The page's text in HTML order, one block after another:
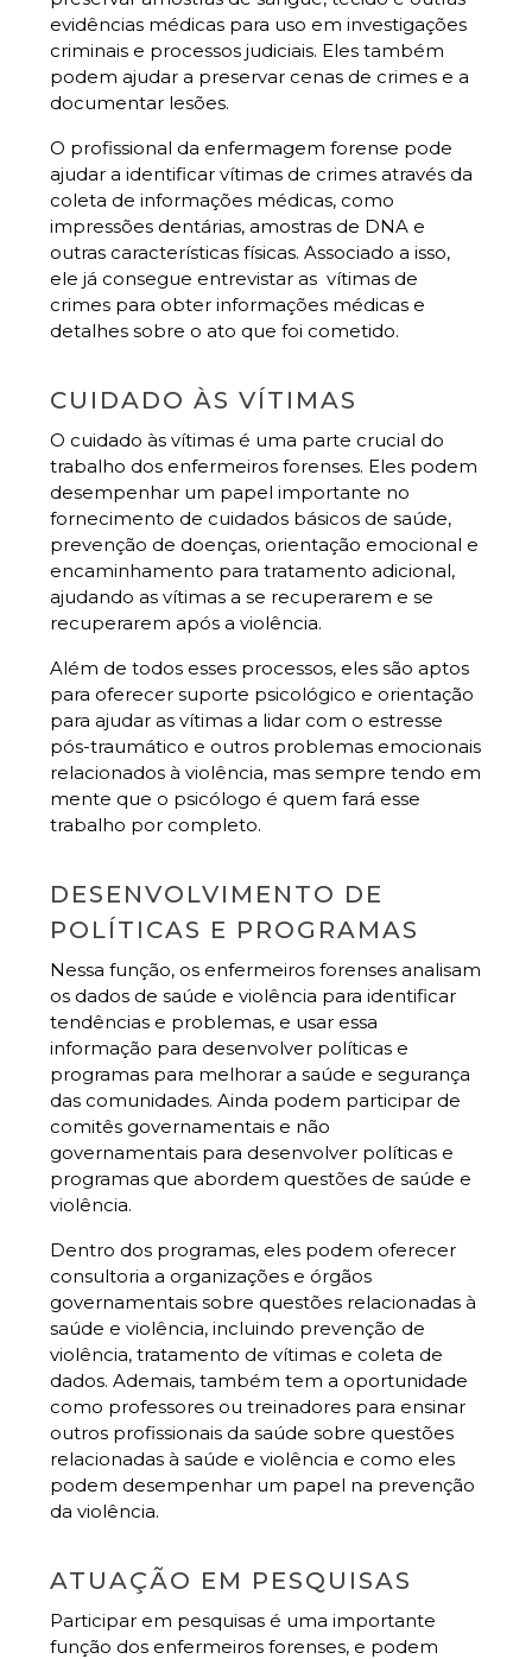
evidências médicas para uso em investigações
criminais e processos judiciais. Eles também
podem ajudar a preservar cenas de crimes e a
documentar lesões.
O profissional da enfermagem forense pode
ajudar a identificar vítimas de crimes através da
coleta de informações médicas, como
impressões dentárias, amostras de DNA e
outras características físicas. Associado a isso,
ele já consegue entrevistar as vítimas de
crimes para obter informações médicas e
detalhes sobre o ato que foi cometido.
CUIDADO ÀS VÍTIMAS
O cuidado às vítimas é uma parte crucial do
trabalho dos enfermeiros forenses. Eles podem
desempenhar um papel importante no
fornecimento de cuidados básicos de saúde,
prevenção de doenças, orientação emocional e
encaminhamento para tratamento adicional,
ajudando as vítimas a se recuperarem e se
recuperarem após a violência.
Além de todos esses processos, eles são aptos
para oferecer suporte psicológico e orientação
para ajudar as vítimas a lidar com o estresse
pós-traumático e outros problemas emocionais
relacionados à violência, mas sempre tendo em
mente que o psicólogo é quem fará esse
trabalho por completo.
DESENVOLVIMENTO DE
POLÍTICAS E PROGRAMAS
Nessa função, os enfermeiros forenses analisam
os dados de saúde e violência para identificar
tendências e problemas, e usar essa
informação para desenvolver políticas e
programas para melhorar a saúde e segurança
das comunidades. Ainda podem participar de
comitês governamentais e não
governamentais para desenvolver políticas e
programas que abordem questões de saúde e
violência.
Dentro dos programas, eles podem oferecer
consultoria a organizações e órgãos
governamentais sobre questões relacionadas à
saúde e violência, incluindo prevenção de
violência, tratamento de vítimas e coleta de
dados. Ademais, também tem a oportunidade
como professores ou treinadores para ensinar
outros profissionais da saúde sobre questões
relacionadas à saúde e violência e como eles
podem desempenhar um papel na prevenção
da violência.
ATUAÇÃO EM PESQUISAS
Participar em pesquisas é uma importante
função dos enfermeiros forenses, e podem